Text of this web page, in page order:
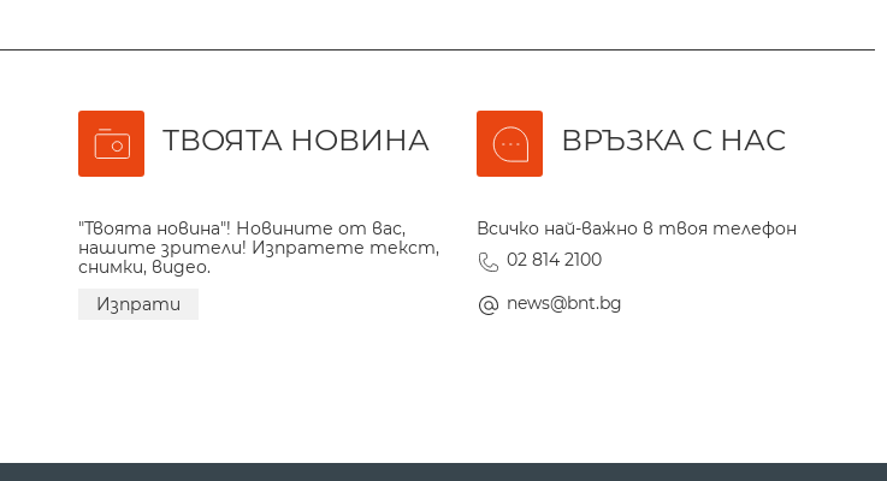
ТВОЯТА НОВИНА
"Твоята новина"! Новините от вас,
нашите зрители! Изпратете текст,
снимки, видео.
Изпрати
ВРЪЗКА С НАС
Всичко най-важно в твоя телефон
02 814 2100
news@bnt.bg